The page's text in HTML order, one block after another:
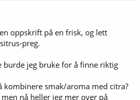
oppskrift på en frisk, og lett
preg.
burde jeg bruke for å finne riktig
kombinere smak/aroma med citra?
nå heller jeg mer over på